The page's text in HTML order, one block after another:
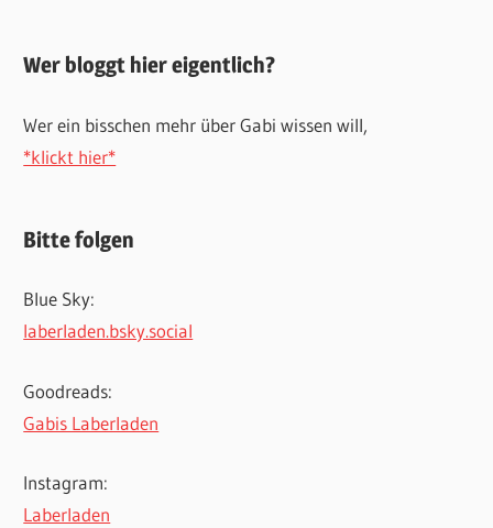
Wer bloggt hier eigentlich?
Wer ein bisschen mehr über Gabi wissen will,
*klickt hier*
Bitte folgen
Blue Sky:
laberladen.bsky.social
Goodreads:
Gabis Laberladen
Instagram:
Laberladen